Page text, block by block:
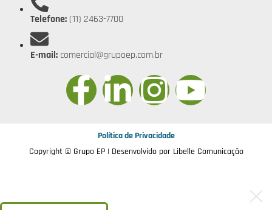
Telefone: (11) 2463-7700
E-mail: comercial@grupoep.com.br
Política de Privacidade
Copyright © Grupo EP | Desenvolvido por Libelle Comunicação